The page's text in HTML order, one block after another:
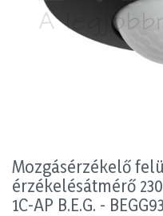
Mozgásérzékelő
érzékelésátmérő
1C-AP B.E.G. -